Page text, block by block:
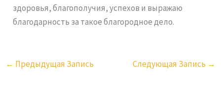
здоровья, благополучия, успехов и выражаю
благодарность за такое благородное дело.
← Предыдущая Запись Следующая Запись →